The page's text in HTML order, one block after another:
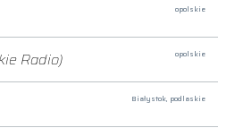
opolskie
Radio) opolskie
Białystok, podlaskie